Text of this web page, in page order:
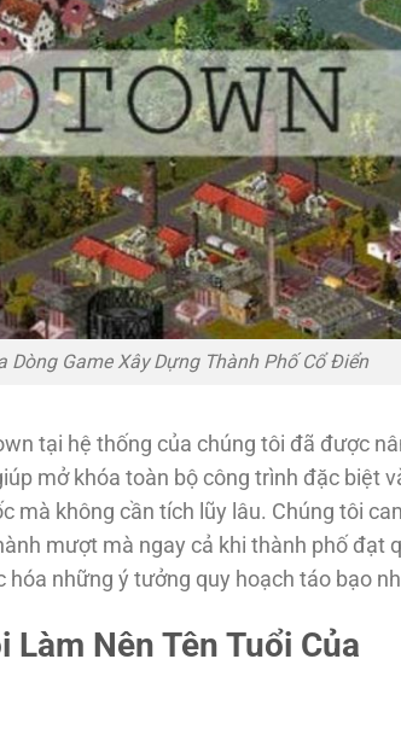
Dòng Game Xây Dựng Thành Phố Cổ Điển
tại hệ thống của chúng tôi đã được
mở khóa toàn bộ công trình đặc biệt
mà không cần tích lũy lâu. Chúng tôi
mượt mà ngay cả khi thành phố đạt
những ý tưởng quy hoạch táo bạo
Nên Tên Tuổi Của